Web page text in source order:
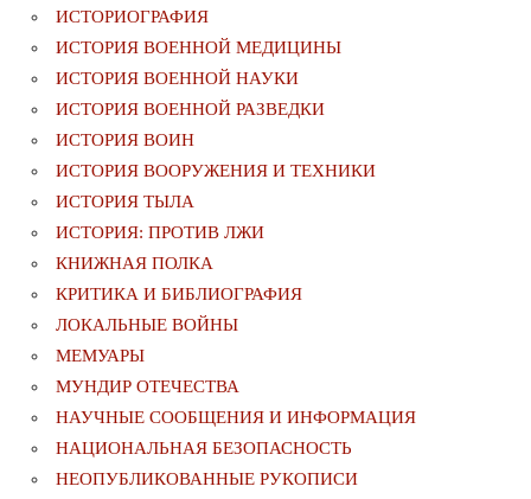
ИСТОРИОГРАФИЯ
ИСТОРИЯ ВОЕННОЙ МЕДИЦИНЫ
ИСТОРИЯ ВОЕННОЙ НАУКИ
ИСТОРИЯ ВОЕННОЙ РАЗВЕДКИ
ИСТОРИЯ ВОИН
ИСТОРИЯ ВООРУЖЕНИЯ И ТЕХНИКИ
ИСТОРИЯ ТЫЛА
ИСТОРИЯ: ПРОТИВ ЛЖИ
КНИЖНАЯ ПОЛКА
КРИТИКА И БИБЛИОГРАФИЯ
ЛОКАЛЬНЫЕ ВОЙНЫ
МЕМУАРЫ
МУНДИР ОТЕЧЕСТВА
НАУЧНЫЕ СООБЩЕНИЯ И ИНФОРМАЦИЯ
НАЦИОНАЛЬНАЯ БЕЗОПАСНОСТЬ
НЕОПУБЛИКОВАННЫЕ РУКОПИСИ